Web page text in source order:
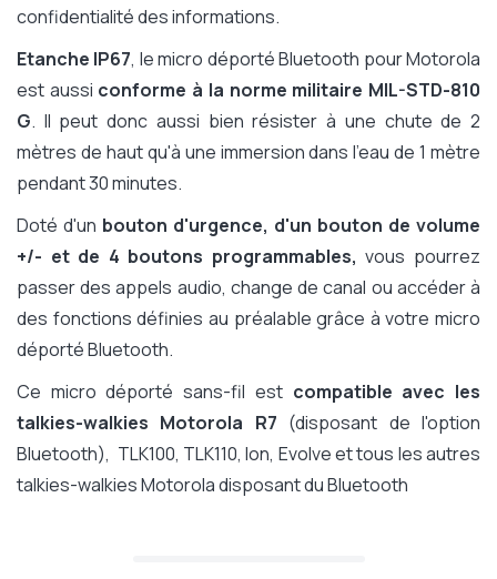
confidentialité des informations.
Etanche IP67, le micro déporté Bluetooth pour Motorola
est aussi conforme à la norme militaire MIL-STD-810
G. Il peut donc aussi bien résister à une chute de 2
mètres de haut qu'à une immersion dans l'eau de 1 mètre
pendant 30 minutes.
Doté d'un bouton d'urgence, d'un bouton de volume
+/- et de 4 boutons programmables, vous pourrez
passer des appels audio, change de canal ou accéder à
des fonctions définies au préalable grâce à votre micro
déporté Bluetooth.
Ce micro déporté sans-fil est compatible avec les
talkies-walkies Motorola R7 (disposant de l'option
Bluetooth), TLK100, TLK110, Ion, Evolve et tous les autres
talkies-walkies Motorola disposant du Bluetooth